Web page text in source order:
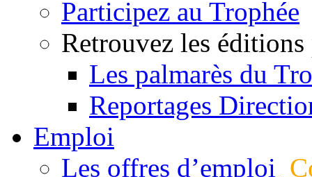
Participez au Trophée
Retrouvez les éditions
Les palmarès du
Reportages
Emploi
Les offres d’emploi